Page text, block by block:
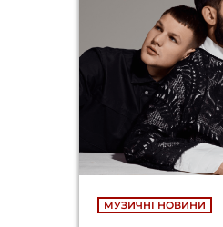
МУЗИЧНІ НОВИНИ